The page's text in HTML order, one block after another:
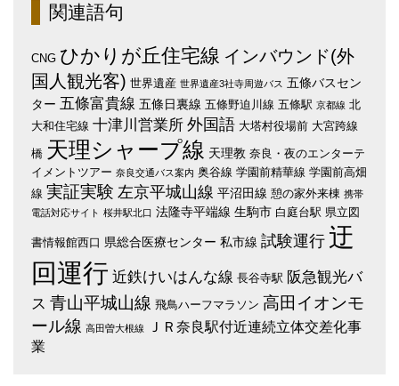
関連語句
CNG ひかりが丘住宅線 インバウンド(外
国人観光客) 世界遺産 世界遺産3社寺周遊バス 五條バスセン
ター 五條富貴線 五條日裏線 五條野迫川線 五條駅 京都線 北
大和住宅線 十津川営業所 外国語 大塔村役場前 大宮跨線
橋 天理シャープ線 天理教 奈良・夜のエンターテ
イメントツアー 奈良交通バス案内 奥谷線 学園前精華線 学園前高畑
線 実証実験 左京平城山線 平沼田線 憩の家外来棟 携帯
電話対応サイト 桜井駅北口 法隆寺平端線 生駒市 白庭台駅 県立図
書情報館西口 県総合医療センター 私市線 試験運行 迂
回運行 近鉄けいはんな線 長谷寺駅 阪急観光バ
ス 青山平城山線 飛鳥ハーフマラソン 高田イオンモ
ール線 高田曽大根線
ＪＲ奈良駅付近連続立体交差化事
業